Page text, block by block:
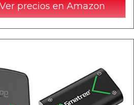
precios en Amazon